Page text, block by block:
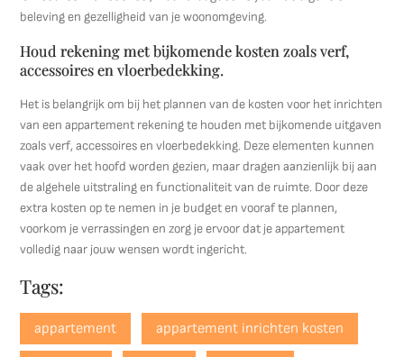
beleving en gezelligheid van je woonomgeving.
Houd rekening met bijkomende kosten zoals verf,
accessoires en vloerbedekking.
Het is belangrijk om bij het plannen van de kosten voor het inrichten
van een appartement rekening te houden met bijkomende uitgaven
zoals verf, accessoires en vloerbedekking. Deze elementen kunnen
vaak over het hoofd worden gezien, maar dragen aanzienlijk bij aan
de algehele uitstraling en functionaliteit van de ruimte. Door deze
extra kosten op te nemen in je budget en vooraf te plannen,
voorkom je verrassingen en zorg je ervoor dat je appartement
volledig naar jouw wensen wordt ingericht.
Tags:
appartement appartement inrichten kosten